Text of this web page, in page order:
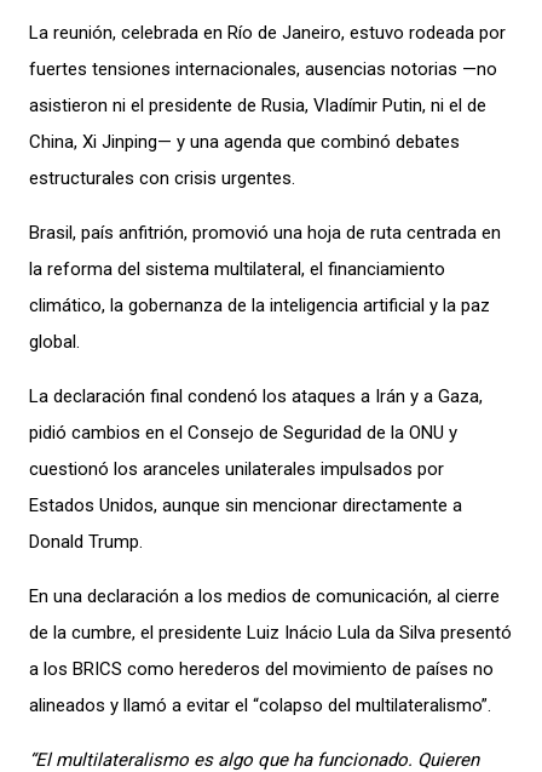
La reunión, celebrada en Río de Janeiro, estuvo rodeada por
fuertes tensiones internacionales, ausencias notorias —no
asistieron ni el presidente de Rusia, Vladímir Putin, ni el de
China, Xi Jinping— y una agenda que combinó debates
estructurales con crisis urgentes.
Brasil, país anfitrión, promovió una hoja de ruta centrada en
la reforma del sistema multilateral, el financiamiento
climático, la gobernanza de la inteligencia artificial y la paz
global.
La declaración final condenó los ataques a Irán y a Gaza,
pidió cambios en el Consejo de Seguridad de la ONU y
cuestionó los aranceles unilaterales impulsados por
Estados Unidos, aunque sin mencionar directamente a
Donald Trump.
En una declaración a los medios de comunicación, al cierre
de la cumbre, el presidente Luiz Inácio Lula da Silva presentó
a los BRICS como herederos del movimiento de países no
alineados y llamó a evitar el “colapso del multilateralismo”.
“El multilateralismo es algo que ha funcionado. Quieren